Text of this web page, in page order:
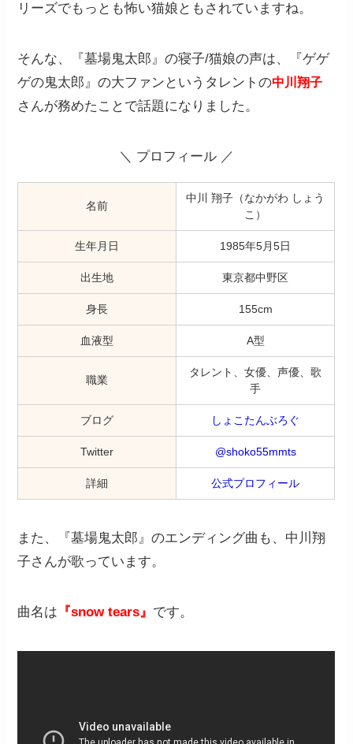
リーズでもっとも怖い猫娘ともされていますね。
そんな、『墓場鬼太郎』の寝子/猫娘の声は、『ゲゲ
ゲの鬼太郎』の大ファンというタレントの中川翔子
さんが務めたことで話題になりました。
＼ プロフィール ／
名前
中川 翔子（なかがわ しょう
こ）
生年月日 1985年5月5日
出生地 東京都中野区
身長 155cm
血液型 A型
職業
タレント、女優、声優、歌
手
ブログ しょこたんぶろぐ
Twitter @shoko55mmts
詳細 公式プロフィール
また、『墓場鬼太郎』のエンディング曲も、中川翔
子さんが歌っています。
曲名は 『snow tears』 です。